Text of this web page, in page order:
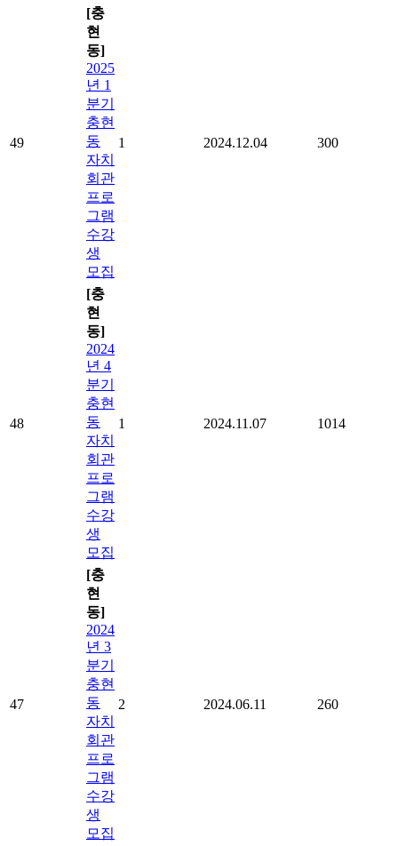
49
[충
현
동]
2025
년 1
분기
충현
동
자치
회관
프로
그램
수강
생
모집
1 2024.12.04 300
48
[충
현
동]
2024
년 4
분기
충현
동
자치
회관
프로
그램
수강
생
모집
1 2024.11.07 1014
47
[충
현
동]
2024
년 3
분기
충현
동
자치
회관
프로
그램
수강
생
모집
2 2024.06.11 260